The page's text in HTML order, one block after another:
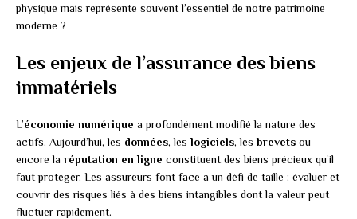
physique mais représente souvent l’essentiel de notre patrimoine
moderne ?
Les enjeux de l’assurance des biens
immatériels
L’économie numérique a profondément modifié la nature des
actifs. Aujourd’hui, les données, les logiciels, lesbrevets ou
encore la réputation en ligne constituent des biens précieux qu’il
faut protéger. Les assureurs font face à un défi de taille : évaluer et
couvrir des risques liés à des biens intangibles dont la valeur peut
fluctuer rapidement.